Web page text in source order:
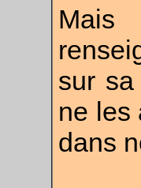
Mais
sur sa
ne les
dans